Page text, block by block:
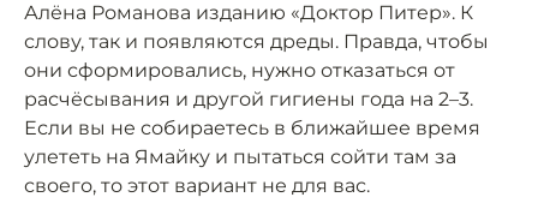
Алёна Романова изданию «Доктор Питер». К
слову, так и появляются дреды. Правда, чтобы
они сформировались, нужно отказаться от
расчёсывания и другой гигиены года на 2–3.
Если вы не собираетесь в ближайшее время
улететь на Ямайку и пытаться сойти там за
своего, то этот вариант не для вас.